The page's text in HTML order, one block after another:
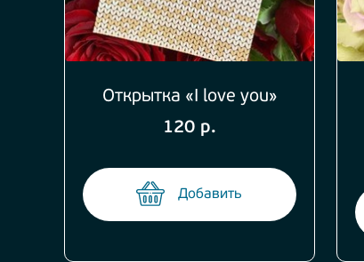
Открытка «I love you»
120 р.
Добавить